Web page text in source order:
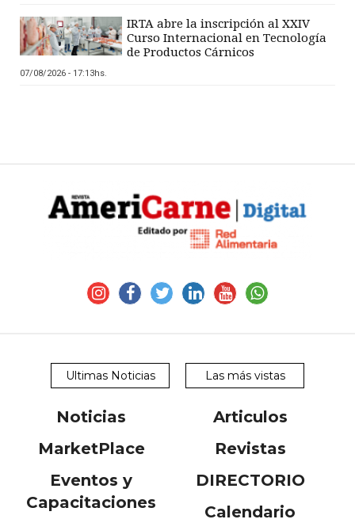
IRTA abre la inscripción al XXIV
Curso Internacional en Tecnología
de Productos Cárnicos
07/08/2026 - 17:13hs.
Ultimas Noticias Las más vistas
Noticias
Articulos
MarketPlace
Revistas
Eventos y
Capacitaciones
DIRECTORIO
Calendario